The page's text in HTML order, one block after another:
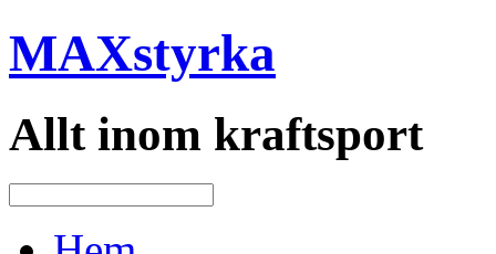
MAXstyrka
Allt inom kraftsport